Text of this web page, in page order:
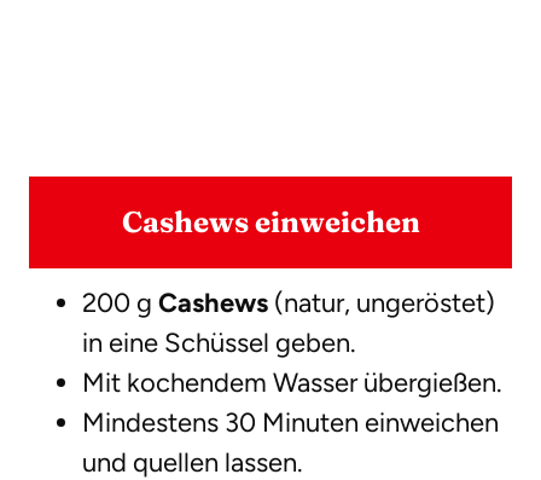
Cashews einweichen
200 g Cashews (natur, ungeröstet)
in eine Schüssel geben.
Mit kochendem Wasser übergießen.
Mindestens 30 Minuten einweichen
und quellen lassen.